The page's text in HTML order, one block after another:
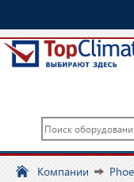
Компании